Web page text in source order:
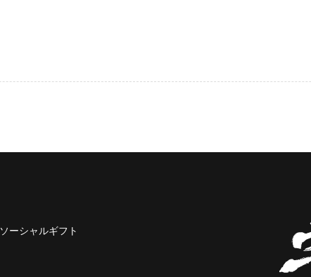
ソーシャルギフト